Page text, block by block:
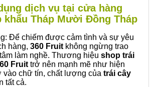
dịch vụ tại cửa hàng
khẩu Tháp Mười Đồng Tháp
Để chiếm được cảm tình và sự yêu
hàng, 360 Fruit không ngừng trao
làm nghề. Thương hiệu shop trái
Fruit trở nên mạnh mẽ như hiện
vào chữ tín, chất lượng của trái cây
tất cả.